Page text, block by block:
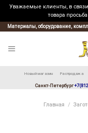
Уважаемые клиенты, в
товара
Материалы, оборудование,
Новый магазин Распродажа
Санкт-Петербург
Главная /